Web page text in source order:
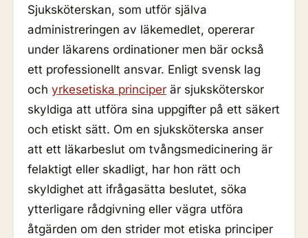
Sjuksköterskan, som utför själva
administreringen av läkemedlet, opererar
under läkarens ordinationer men bär också
ett professionellt ansvar. Enligt svensk lag
och yrkesetiska principer är sjuksköterskor
skyldiga att utföra sina uppgifter på ett säkert
och etiskt sätt. Om en sjuksköterska anser
att ett läkarbeslut om tvångsmedicinering är
felaktigt eller skadligt, har hon rätt och
skyldighet att ifrågasätta beslutet, söka
ytterligare rådgivning eller vägra utföra
åtgärden om den strider mot etiska principer